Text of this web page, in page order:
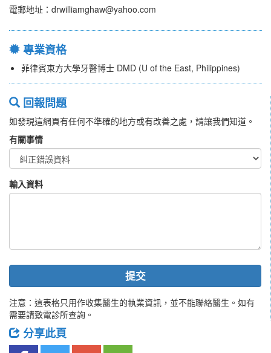
電郵地址：drwilliamghaw@yahoo.com
專業資格
菲律賓東方大學牙醫博士 DMD (U of the East, Philippines)
回報問題
如發現這網頁有任何不準確的地方或有改善之處，請讓我們知道。
有關事情
輸入資料
提交
注意：這表格只用作收集醫生的執業資訊，並不能聯絡醫生。如有
需要請致電診所查詢。
分享此頁